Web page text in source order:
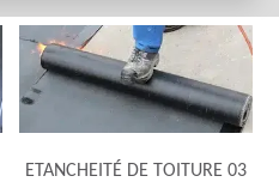
ETANCHEITÉ DE TOITURE 03